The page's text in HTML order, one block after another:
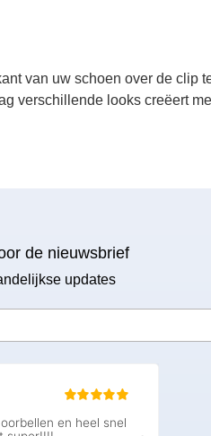
van uw schoen over de clip
verschillende looks creëert
de nieuwsbrief
updates